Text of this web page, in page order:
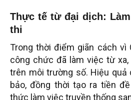
Thực tế từ đại dịch:
thi
Trong thời điểm giãn cách vì
công chức đã làm việc từ
trên môi trường số. Hiệu
bảo, đồng thời tạo ra tiền
thức làm việc truyền thống